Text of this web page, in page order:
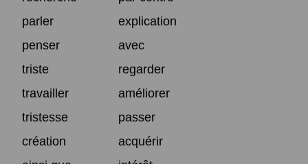
parler
explication
penser
avec
triste
regarder
travailler
améliorer
tristesse
passer
création
acquérir